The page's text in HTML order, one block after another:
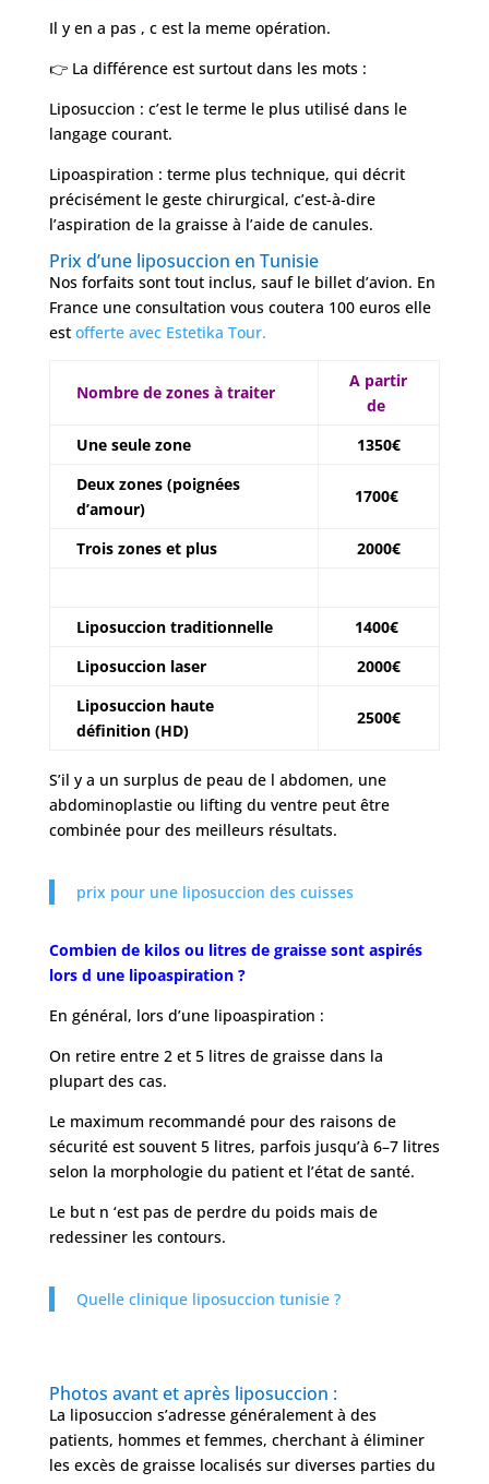
Il y en a pas , c est la meme opération.
👉 La différence est surtout dans les mots :
Liposuccion : c’est le terme le plus utilisé dans le
langage courant.
Lipoaspiration : terme plus technique, qui décrit
précisément le geste chirurgical, c’est-à-dire
l’aspiration de la graisse à l’aide de canules.
Prix d’une liposuccion en Tunisie
Nos forfaits sont tout inclus, sauf le billet d’avion. En
France une consultation vous coutera 100 euros elle
est offerte avec Estetika Tour.
Nombre de zones à traiter
A partir
de
Une seule zone
1350€
Deux zones (poignées
d’amour)
1700€
Trois zones et plus 2000€
Liposuccion traditionnelle
1400€
Liposuccion laser
2000€
Liposuccion haute
définition (HD)
2500€
S’il y a un surplus de peau de l abdomen, une
abdominoplastie ou lifting du ventre peut être
combinée pour des meilleurs résultats.
prix pour une liposuccion des cuisses
Combien de kilos ou litres de graisse sont aspirés
lors d une lipoaspiration ?
En général, lors d’une lipoaspiration :
On retire entre 2 et 5 litres de graisse dans la
plupart des cas.
Le maximum recommandé pour des raisons de
sécurité est souvent 5 litres, parfois jusqu’à 6–7 litres
selon la morphologie du patient et l’état de santé.
Le but n ‘est pas de perdre du poids mais de
redessiner les contours.
Quelle clinique liposuccion tunisie ?
Photos avant et après liposuccion :
La liposuccion s’adresse généralement à des
patients, hommes et femmes, cherchant à éliminer
les excès de graisse localisés sur diverses parties du